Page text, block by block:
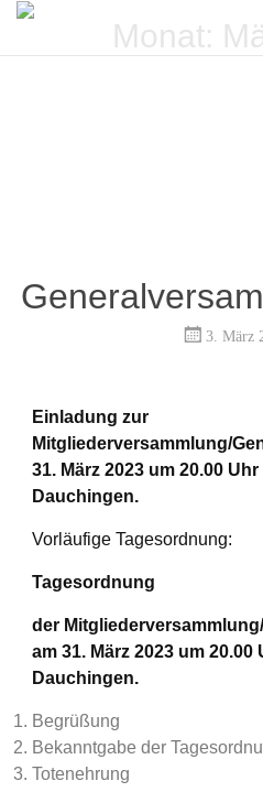
Monat:
3. März
Einladung zur
Mitgliederversammlung/
31. März 2023 um 20.00
Dauchingen.
Vorläufige Tagesordnung:
Tagesordnung
der
am 31. März 2023 um
Dauchingen.
Begrüßung
Bekanntgabe der
Totenehrung